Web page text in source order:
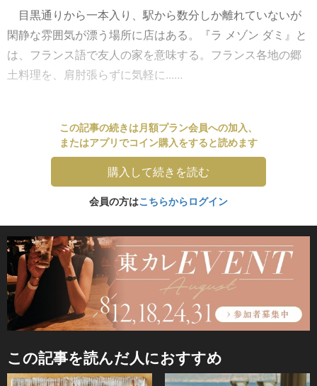
目黒通りから一本入り、駅から数分しか離れていないが
閑静な雰囲気が漂う場所に店はある。『ラ メゾン ダミ』と
は、フランス語で友人の家を意味する。フランス各地の郷
土料理を、肩肘張らずに気軽に......
この記事の続きは月額プラン会員への加入、
またはアプリでコイン購入をすると読めます
購入して続きを読む
会員の方はこちらからログイン
この記事を読んだ人におすすめ